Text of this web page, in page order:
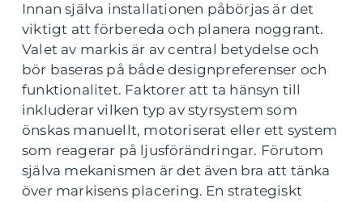
Innan själva installationen påbörjas är det
viktigt att förbereda och planera noggrant.
Valet av markis är av central betydelse och
bör baseras på både designpreferenser och
funktionalitet. Faktorer att ta hänsyn till
inkluderar vilken typ av styrsystem som
önskas manuellt, motoriserat eller ett system
som reagerar på ljusförändringar. Förutom
själva mekanismen är det även bra att tänka
över markisens placering. En strategiskt